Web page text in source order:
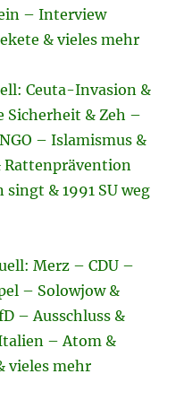
– Interview
& vieles mehr
Ceuta-Invasion &
Sicherheit & Zeh –
– Islamismus &
Rattenprävention
& 1991 SU weg
Merz – CDU –
– Solowjow &
– Ausschluss &
– Atom &
vieles mehr